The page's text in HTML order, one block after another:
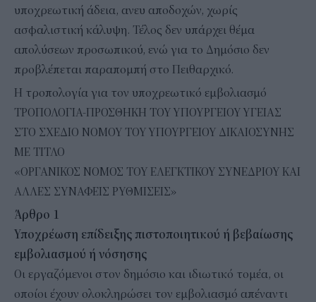
υποχρεωτική άδεια, ανευ αποδοχών, χωρίς
ασφαλιστική κάλυψη. Τέλος δεν υπάρχει θέμα
απολύσεων προσωπικού, ενώ για το Δημόσιο δεν
προβλέπεται παραπομπή στο Πειθαρχικό.
Η τροπολογία για τον υποχρεωτικό εμβολιασμό
ΤΡΟΠΟΛΟΓΙΑ-ΠΡΟΣΘΗΚΗ ΤΟΥ ΥΠΟΥΡΓΕΙΟΥ ΥΓΕΙΑΣ
ΣΤΟ ΣΧΕΔΙΟ ΝΟΜΟΥ ΤΟΥ ΥΠΟΥΡΓΕΙΟΥ ΔΙΚΑΙΟΣΥΝΗΣ
ΜΕ ΤΙΤΛΟ
«ΟΡΓΑΝΙΚΟΣ ΝΟΜΟΣ ΤΟΥ ΕΛΕΓΚΤΙΚΟΥ ΣΥΝΕΔΡΙΟΥ ΚΑΙ
ΑΛΛΕΣ ΣΥΝΑΦΕΙΣ ΡΥΘΜΙΣΕΙΣ»
Άρθρο 1
Υποχρέωση επίδειξης πιστοποιητικού ή βεβαίωσης
εμβολιασμού ή νόσησης
Οι εργαζόμενοι στον δημόσιο και ιδιωτικό τομέα, οι
οποίοι έχουν ολοκληρώσει τον εμβολιασμό απέναντι